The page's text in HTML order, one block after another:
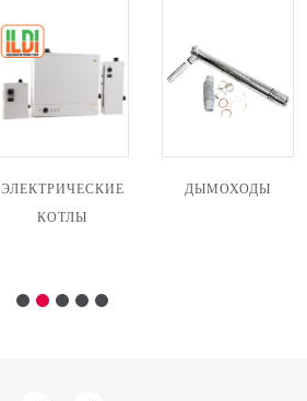
ЭЛЕКТРИЧЕСКИЕ
КОТЛЫ
ДЫМОХОДЫ